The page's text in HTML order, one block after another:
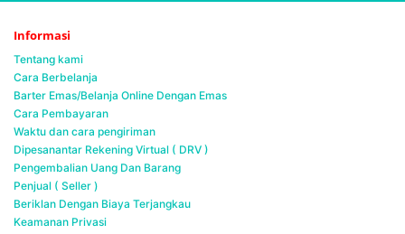
Informasi
Tentang kami
Cara Berbelanja
Barter Emas/Belanja Online Dengan Emas
Cara Pembayaran
Waktu dan cara pengiriman
Dipesanantar Rekening Virtual ( DRV )
Pengembalian Uang Dan Barang
Penjual ( Seller )
Beriklan Dengan Biaya Terjangkau
Keamanan Privasi